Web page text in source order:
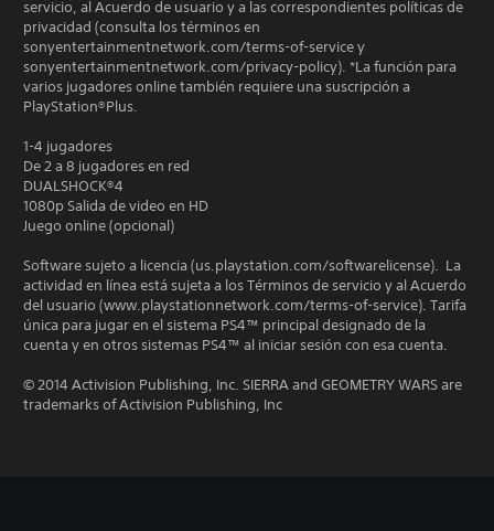
servicio, al Acuerdo de usuario y a las correspondientes políticas de
privacidad (consulta los términos en
sonyentertainmentnetwork.com/terms-of-service y
sonyentertainmentnetwork.com/privacy-policy). *La función para
varios jugadores online también requiere una suscripción a
PlayStation®Plus.
1-4 jugadores
De 2 a 8 jugadores en red
DUALSHOCK®4
1080p Salida de video en HD
Juego online (opcional)
Software sujeto a licencia (us.playstation.com/softwarelicense). La
actividad en línea está sujeta a los Términos de servicio y al Acuerdo
del usuario (www.playstationnetwork.com/terms-of-service). Tarifa
única para jugar en el sistema PS4™ principal designado de la
cuenta y en otros sistemas PS4™ al iniciar sesión con esa cuenta.
© 2014 Activision Publishing, Inc. SIERRA and GEOMETRY WARS are
trademarks of Activision Publishing, Inc